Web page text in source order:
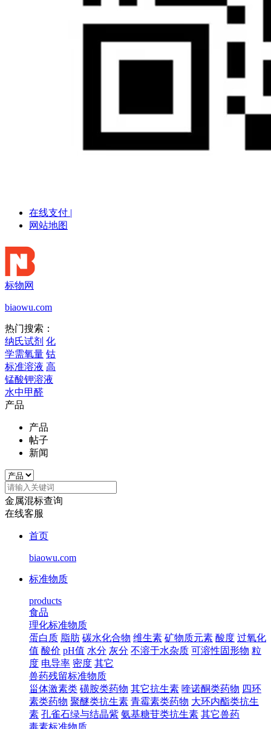
在线支付 |
网站地图
标物网
biaowu.com
热门搜索：
纳氏试剂 化
学需氧量 钴
标准溶液 高
锰酸钾溶液
水中甲醛
产品
产品
帖子
新闻
金属混标查询
在线客服
首页
biaowu.com
标准物质
products
食品
理化标准物质
蛋白质 脂肪 碳水化合物 维生素 矿物质元素 酸度 过氧化
值 酸价 pH值 水分 灰分 不溶于水杂质 可溶性固形物 粒
度 电导率 密度 其它
兽药残留标准物质
甾体激素类 磺胺类药物 其它抗生素 喹诺酮类药物 四环
素类药物 聚醚类抗生素 青霉素类药物 大环内酯类抗生
素 孔雀石绿与结晶紫 氨基糖苷类抗生素 其它兽药
毒素标准物质